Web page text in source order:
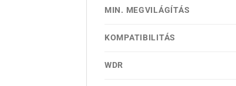
MIN. MEGVILÁGÍTÁS
KOMPATIBILITÁS
WDR